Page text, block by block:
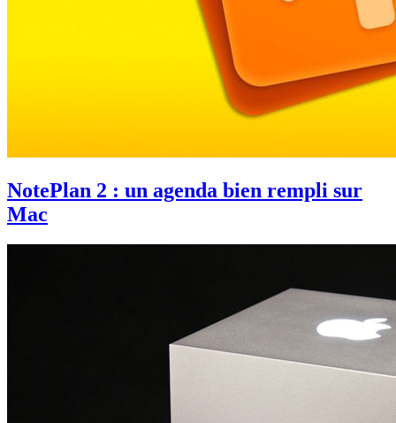
NotePlan 2 : un agenda bien rempli sur
Mac